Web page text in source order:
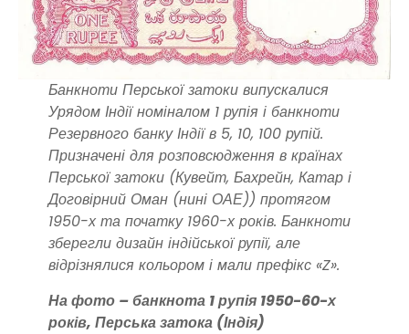
Банкноти Перської затоки випускалися
Урядом Індії номіналом 1 рупія і банкноти
Резервного банку Індії в 5, 10, 100 рупій.
Призначені для розповсюдження в країнах
Перської затоки (Кувейт, Бахрейн, Катар і
Договірний Оман (нині ОАЕ)) протягом
1950-х та початку 1960-х років. Банкноти
зберегли дизайн індійської рупії, але
відрізнялися кольором і мали префікс «Z».
На фото – банкнота 1 рупія 1950-60-х
років, Перська затока (Індія)